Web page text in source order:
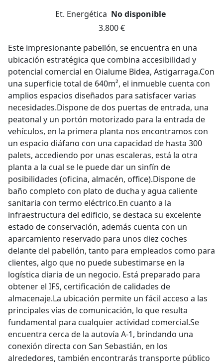
Et. Energética No disponible
3.800 €
Este impresionante pabellón, se encuentra en una
ubicación estratégica que combina accesibilidad y
potencial comercial en Oialume Bidea, Astigarraga.Con
una superficie total de 640m², el inmueble cuenta con
amplios espacios diseñados para satisfacer varias
necesidades.Dispone de dos puertas de entrada, una
peatonal y un portón motorizado para la entrada de
vehículos, en la primera planta nos encontramos con
un espacio diáfano con una capacidad de hasta 300
palets, accediendo por unas escaleras, está la otra
planta a la cual se le puede dar un sinfín de
posibilidades (oficina, almacén, office).Dispone de
baño completo con plato de ducha y agua caliente
sanitaria con termo eléctrico.En cuanto a la
infraestructura del edificio, se destaca su excelente
estado de conservación, además cuenta con un
aparcamiento reservado para unos diez coches
delante del pabellón, tanto para empleados como para
clientes, algo que no puede subestimarse en la
logística diaria de un negocio. Está preparado para
obtener el IFS, certificación de calidades de
almacenaje.La ubicación permite un fácil acceso a las
principales vías de comunicación, lo que resulta
fundamental para cualquier actividad comercial.Se
encuentra cerca de la autovía A-1, brindando una
conexión directa con San Sebastián, en los
alrededores, también encontrarás transporte público